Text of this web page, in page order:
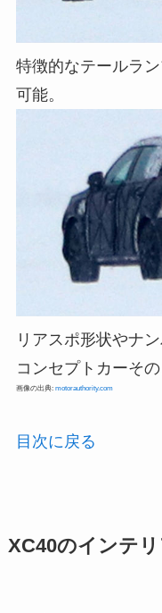
特徴的なテールラ
可能。
リアスポ形状やナ
コンセプトカーその
画像の出典: motorauthority.com
目次に戻る
XC40のインテ